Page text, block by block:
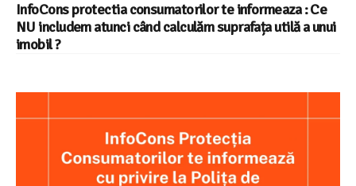
InfoCons protectia consumatorilor te informeaza : Ce
NU includem atunci când calculăm suprafața utilă a unui
imobil ?